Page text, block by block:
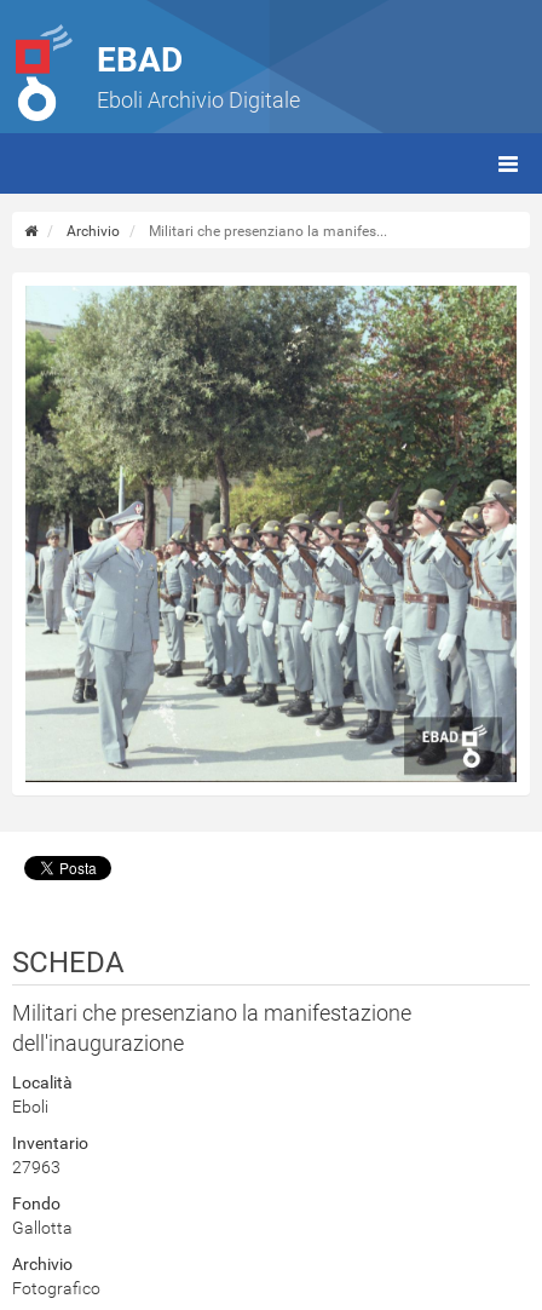
EBAD
Eboli Archivio Digitale
Archivio Militari che presenziano la manifes...
SCHEDA
Militari che presenziano la manifestazione
dell'inaugurazione
Località
Eboli
Inventario
27963
Fondo
Gallotta
Archivio
Fotografico